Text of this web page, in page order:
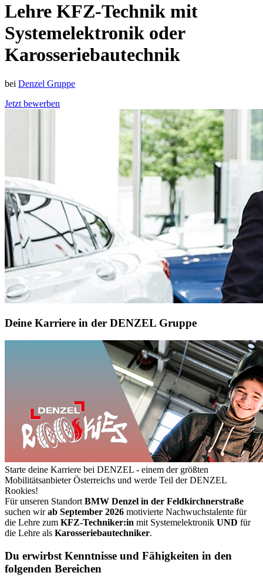
Lehre KFZ-Technik mit
Systemelektronik oder
Karosseriebautechnik
bei Denzel Gruppe
Jetzt bewerben
Deine Karriere in der DENZEL Gruppe
Starte deine Karriere bei DENZEL - einem der größten
Mobilitätsanbieter Österreichs und werde Teil der DENZEL
Rookies!
Für unseren Standort BMW Denzel in der Feldkirchnerstraße
suchen wirab September 2026 motivierte Nachwuchstalente für
die Lehre zum KFZ-Techniker:in mit Systemelektronik UND für
die Lehre als Karosseriebautechniker.
Du erwirbst Kenntnisse und Fähigkeiten in den
folgenden Bereichen